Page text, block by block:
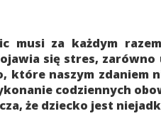
musi za każdym
się stres, zarówno
które naszym zdaniem
codziennych
że dziecko jest